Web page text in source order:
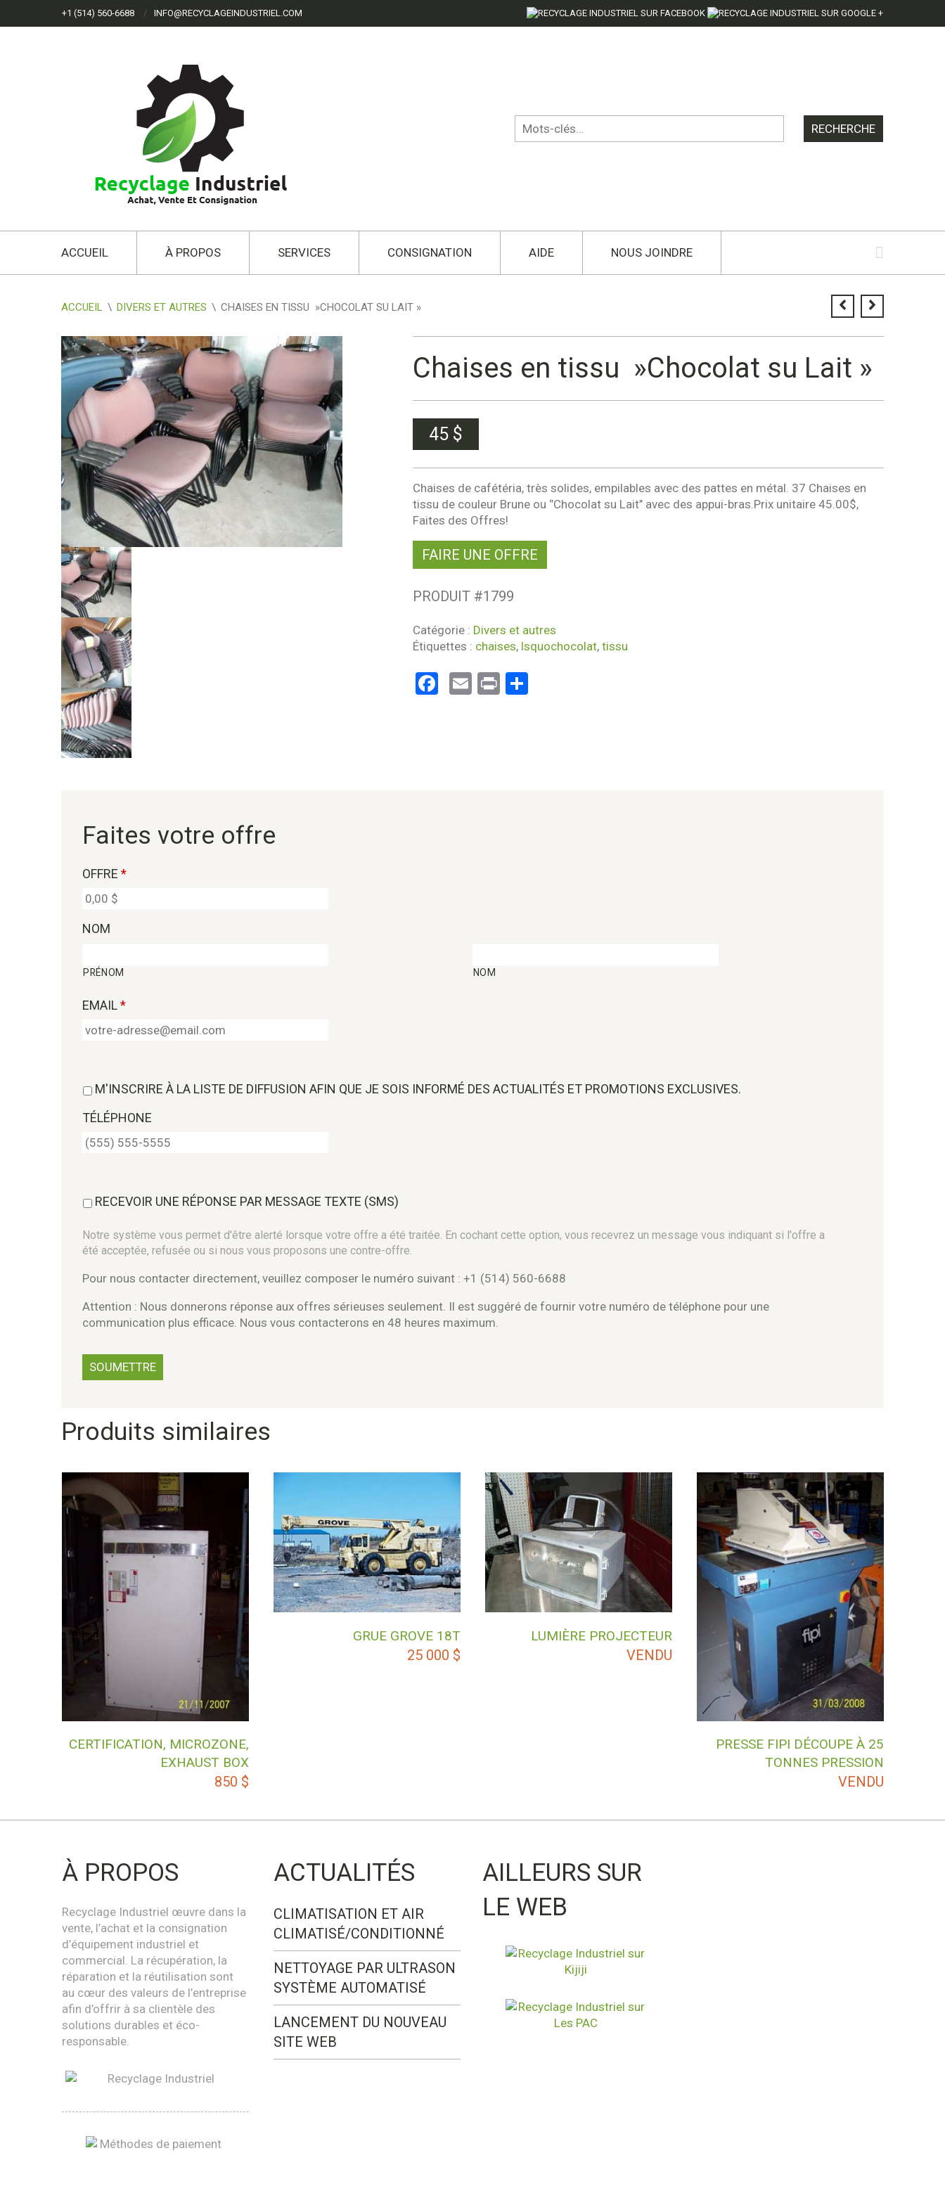
+1 (514) 560-6688 INFO@RECYCLAGEINDUSTRIEL.COM
ACCUEIL À PROPOS SERVICES CONSIGNATION AIDE NOUS JOINDRE
ACCUEIL \ DIVERS ET AUTRES \ CHAISES EN TISSU »CHOCOLAT SU LAIT »
Chaises en tissu »Chocolat su Lait »
45 $
Chaises de cafétéria, très solides, empilables avec des pattes en métal. 37 Chaises en
tissu de couleur Brune ou ‘’Chocolat su Lait’’ avec des appui-bras.Prix unitaire 45.00$,
Faites des Offres!
FAIRE UNE OFFRE
PRODUIT #1799
Catégorie : Divers et autres
Étiquettes : chaises, lsquochocolat, tissu
Facebook
Email
PrintPartager
Faites votre offre
OFFRE *
NOM
PRÉNOM NOM
EMAIL*
M'INSCRIRE À LA LISTE DE DIFFUSION AFIN QUE JE SOIS INFORMÉ DES ACTUALITÉS ET PROMOTIONS EXCLUSIVES.
TÉLÉPHONE
RECEVOIR UNE RÉPONSE PAR MESSAGE TEXTE (SMS)
Notre système vous permet d'être alerté lorsque votre offre a été traitée. En cochant cette option, vous recevrez un message vous indiquant si l'offre a
été acceptée, refusée ou si nous vous proposons une contre-offre.
Pour nous contacter directement, veuillez composer le numéro suivant : +1 (514) 560-6688
Attention : Nous donnerons réponse aux offres sérieuses seulement. Il est suggéré de fournir votre numéro de téléphone pour une
communication plus efficace. Nous vous contacterons en 48 heures maximum.
Produits similaires
CERTIFICATION, MICROZONE,
EXHAUST BOX
850 $
GRUE GROVE 18T
25 000 $
LUMIÈRE PROJECTEUR
VENDU
PRESSE FIPI DÉCOUPE À 25
TONNES PRESSION
VENDU
À PROPOS
Recyclage Industriel œuvre dans la
vente, l’achat et la consignation
d’équipement industriel et
commercial. La récupération, la
réparation et la réutilisation sont
au cœur des valeurs de l’entreprise
afin d’offrir à sa clientèle des
solutions durables et éco-
responsable.
ACTUALITÉS
CLIMATISATION ET AIR
CLIMATISÉ/CONDITIONNÉ
NETTOYAGE PAR ULTRASON
SYSTÈME AUTOMATISÉ
LANCEMENT DU NOUVEAU
SITE WEB
AILLEURS SUR
LE WEB